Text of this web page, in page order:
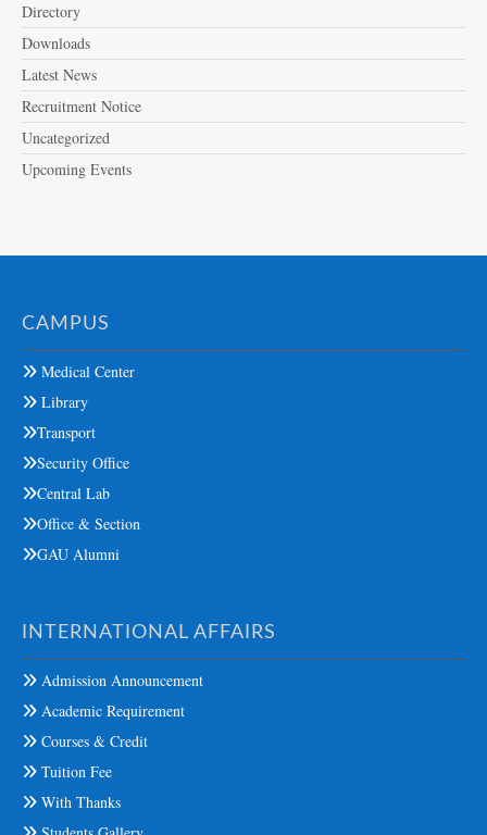
Directory
Downloads
Latest News
Recruitment Notice
Uncategorized
Upcoming Events
CAMPUS
Medical Center
Library
Transport
Security Office
Central Lab
Office & Section
GAU Alumni
INTERNATIONAL AFFAIRS
Admission Announcement
Academic Requirement
Courses & Credit
Tuition Fee
With Thanks